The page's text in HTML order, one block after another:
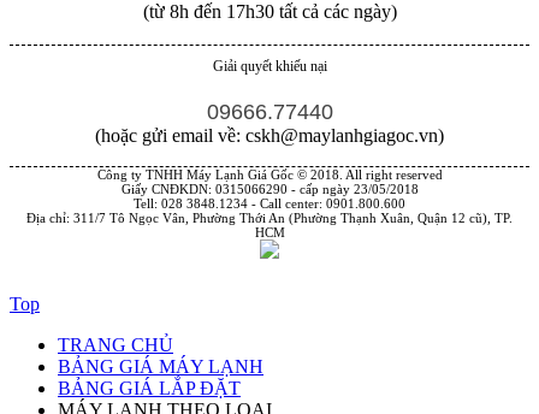
(từ 8h đến 17h30 tất cả các ngày)
Giải quyết khiếu nại
09666.77440
(hoặc gửi email về: cskh@maylanhgiagoc.vn)
Công ty TNHH Máy Lạnh Giá Gốc © 2018. All right reserved
Giấy CNĐKDN: 0315066290 - cấp ngày 23/05/2018
Tell: 028 3848.1234 - Call center: 0901.800.600
Địa chỉ: 311/7 Tô Ngọc Vân, Phường Thới An (Phường Thạnh Xuân, Quận 12 cũ), TP.
HCM
Top
TRANG CHỦ
BẢNG GIÁ MÁY LẠNH
BẢNG GIÁ LẮP ĐẶT